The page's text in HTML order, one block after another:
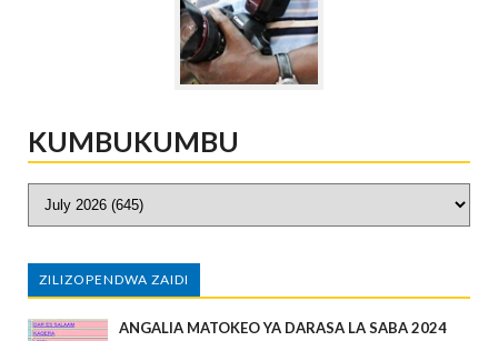
KUMBUKUMBU
ZILIZOPENDWA ZAIDI
ANGALIA MATOKEO YA DARASA LA SABA 2024